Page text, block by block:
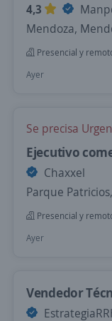
4,3
Mendoza,
Presencial y
Ayer
Se precisa
Ejecutivo
Chaxxel
Parque
Presencial y
Ayer
Vendedor